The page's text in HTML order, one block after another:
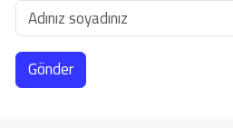
Gönder